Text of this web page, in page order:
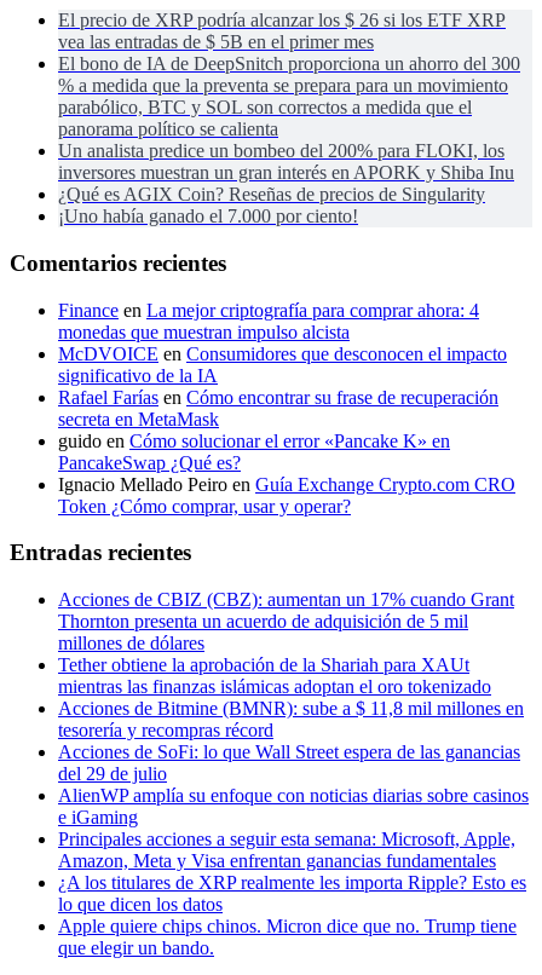
El precio de XRP podría alcanzar los $ 26 si los ETF XRP
vea las entradas de $ 5B en el primer mes
El bono de IA de DeepSnitch proporciona un ahorro del 300
% a medida que la preventa se prepara para un movimiento
parabólico, BTC y SOL son correctos a medida que el
panorama político se calienta
Un analista predice un bombeo del 200% para FLOKI, los
inversores muestran un gran interés en APORK y Shiba Inu
¿Qué es AGIX Coin? Reseñas de precios de Singularity
¡Uno había ganado el 7.000 por ciento!
Comentarios recientes
Finance en La mejor criptografía para comprar ahora: 4
monedas que muestran impulso alcista
McDVOICE en Consumidores que desconocen el impacto
significativo de la IA
Rafael Farías en Cómo encontrar su frase de recuperación
secreta en MetaMask
guido en Cómo solucionar el error «Pancake K» en
PancakeSwap ¿Qué es?
Ignacio Mellado Peiro en Guía Exchange Crypto.com CRO
Token ¿Cómo comprar, usar y operar?
Entradas recientes
Acciones de CBIZ (CBZ): aumentan un 17% cuando Grant
Thornton presenta un acuerdo de adquisición de 5 mil
millones de dólares
Tether obtiene la aprobación de la Shariah para XAUt
mientras las finanzas islámicas adoptan el oro tokenizado
Acciones de Bitmine (BMNR): sube a $ 11,8 mil millones en
tesorería y recompras récord
Acciones de SoFi: lo que Wall Street espera de las ganancias
del 29 de julio
AlienWP amplía su enfoque con noticias diarias sobre casinos
e iGaming
Principales acciones a seguir esta semana: Microsoft, Apple,
Amazon, Meta y Visa enfrentan ganancias fundamentales
¿A los titulares de XRP realmente les importa Ripple? Esto es
lo que dicen los datos
Apple quiere chips chinos. Micron dice que no. Trump tiene
que elegir un bando.